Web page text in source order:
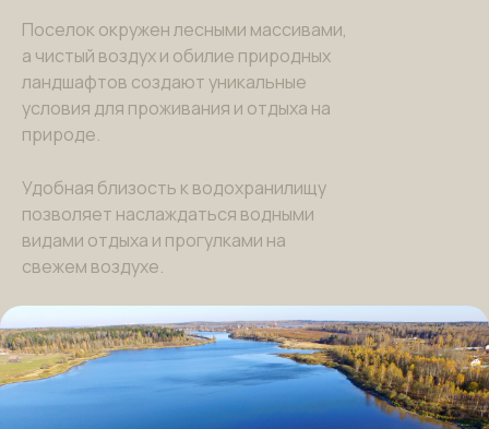
Поселок окружен лесными массивами,
а чистый воздух и обилие природных
ландшафтов создают уникальные
условия для проживания и отдыха на
природе.
Удобная близость к водохранилищу
позволяет наслаждаться водными
видами отдыха и прогулками на
свежем воздухе.